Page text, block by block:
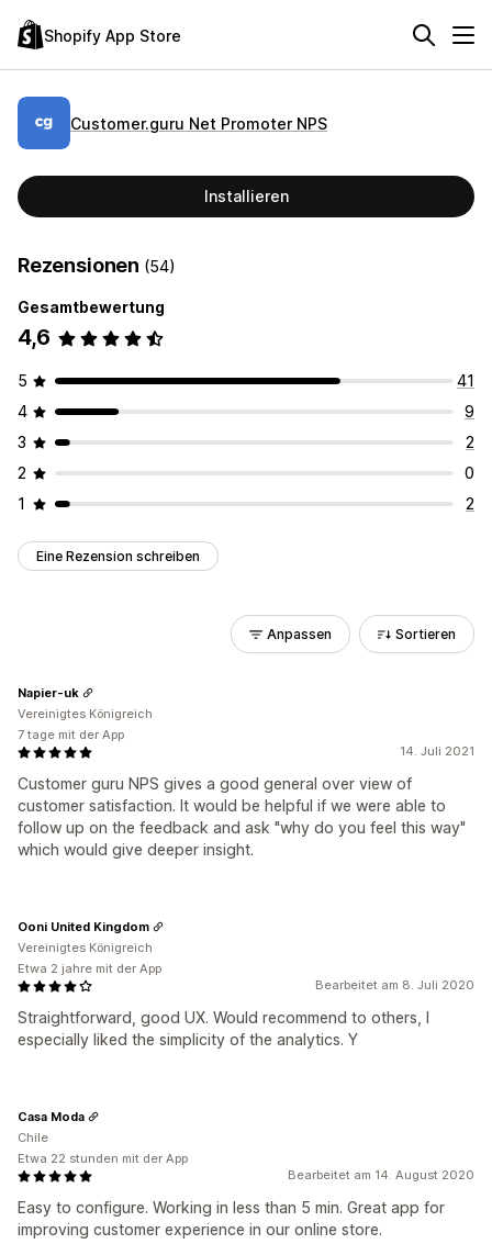
Shopify App Store
Customer.guru Net Promoter NPS
Installieren
Rezensionen (54)
Gesamtbewertung
4,6
5
41
4
9
3
2
2
0
1
2
Eine Rezension schreiben
Anpassen Sortieren
14. Juli 2021
Customer guru NPS gives a good general over view of
customer satisfaction. It would be helpful if we were able to
follow up on the feedback and ask "why do you feel this way"
which would give deeper insight.
Napier-uk
Vereinigtes Königreich
7 tage mit der App
Bearbeitet am 8. Juli 2020
Straightforward, good UX. Would recommend to others, I
especially liked the simplicity of the analytics. Y
Ooni United Kingdom
Vereinigtes Königreich
Etwa 2 jahre mit der App
Bearbeitet am 14. August 2020
Easy to configure. Working in less than 5 min. Great app for
improving customer experience in our online store.
Casa Moda
Chile
Etwa 22 stunden mit der App